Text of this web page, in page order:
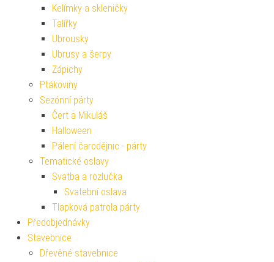
Kelímky a skleničky
Talířky
Ubrousky
Ubrusy a šerpy
Zápichy
Ptákoviny
Sezónní párty
Čert a Mikuláš
Halloween
Pálení čarodějnic - párty
Tematické oslavy
Svatba a rozlučka
Svatební oslava
Tlapková patrola párty
Předobjednávky
Stavebnice
Dřevěné stavebnice